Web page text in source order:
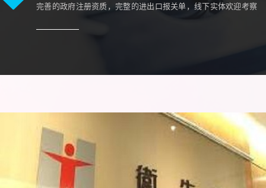
完善的政府注册资质，完整的进出口报关单，线下实体欢迎考察